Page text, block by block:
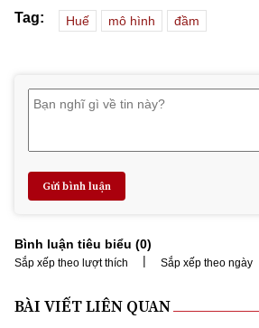
Tag: Huế mô hình đầm
Gửi bình luận
Bình luận tiêu biểu (0)
Sắp xếp theo lượt thích | Sắp xếp theo ngày
BÀI VIẾT LIÊN QUAN